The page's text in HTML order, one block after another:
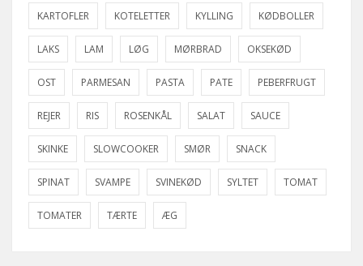
KARTOFLER KOTELETTER KYLLING KØDBOLLER
LAKS LAM LØG MØRBRAD OKSEKØD
OST PARMESAN PASTA PATE PEBERFRUGT
REJER RIS ROSENKÅL SALAT SAUCE
SKINKE SLOWCOOKER SMØR SNACK
SPINAT SVAMPE SVINEKØD SYLTET TOMAT
TOMATER TÆRTE ÆG